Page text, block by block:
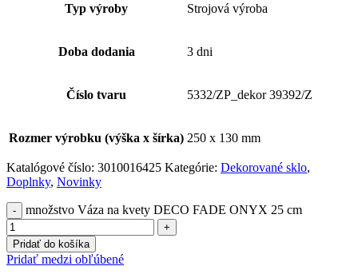
Typ výroby Strojová výroba
Doba dodania 3 dni
Číslo tvaru 5332/ZP_dekor 39392/Z
Rozmer výrobku (výška x šírka) 250 x 130 mm
Katalógové číslo: 3010016425 Kategórie: Dekorované sklo,
Doplnky, Novinky
množstvo Váza na kvety DECO FADE ONYX 25 cm
Pridať do košíka
Pridať medzi obľúbené